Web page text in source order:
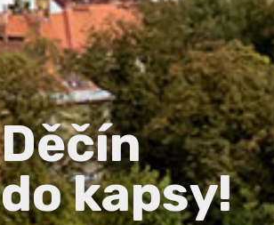
Děčín
do kapsy!